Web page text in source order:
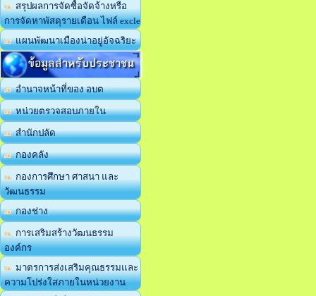
สรุปผลการจัดซื้อจัดจ้างหรือ
การจัดหาพัสดุรายเดือน ไฟล์ excle
แผนพัฒนาเมืองน่าอยู่อัจฉริยะ
ข้อมูลสำหรับประชาชน
อำนาจหน้าที่ของ อบต
หน่วยตรวจสอบภายใน
สำนักปลัด
กองคลัง
กองการศึกษา ศาสนา และ
วัฒนธรรม
กองช่าง
การเสริมสร้างวัฒนธรรม
องค์กร
มาตรการส่งเสริมคุณธรรมและ
ความโปร่งใสภายในหน่วยงาน